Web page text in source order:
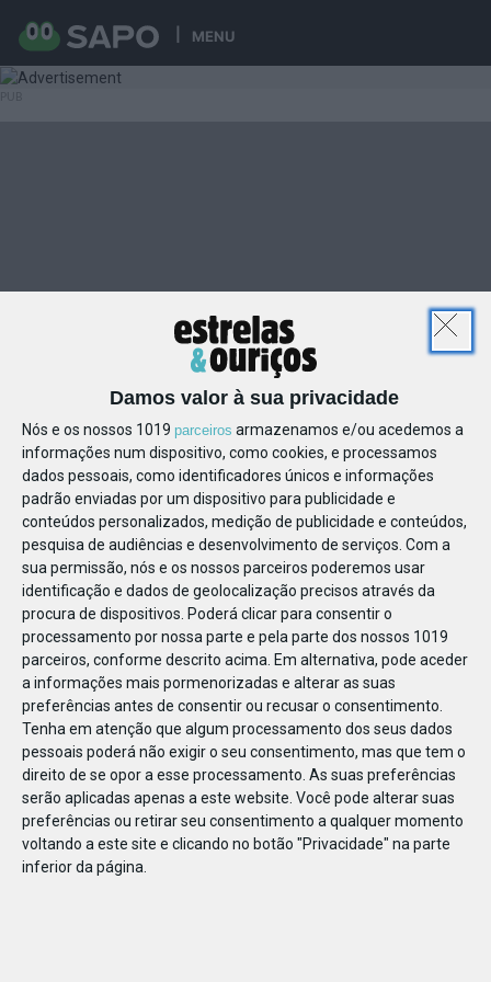
MENU
Damos valor à sua privacidade
Nós e os nossos 1019 parceiros armazenamos e/ou acedemos a
informações num dispositivo, como cookies, e processamos
dados pessoais, como identificadores únicos e informações
padrão enviadas por um dispositivo para publicidade e
conteúdos personalizados, medição de publicidade e conteúdos,
pesquisa de audiências e desenvolvimento de serviços. Com a
sua permissão, nós e os nossos parceiros poderemos usar
identificação e dados de geolocalização precisos através da
procura de dispositivos. Poderá clicar para consentir o
processamento por nossa parte e pela parte dos nossos 1019
parceiros, conforme descrito acima. Em alternativa, pode aceder
a informações mais pormenorizadas e alterar as suas
preferências antes de consentir ou recusar o consentimento.
Tenha em atenção que algum processamento dos seus dados
pessoais poderá não exigir o seu consentimento, mas que tem o
direito de se opor a esse processamento. As suas preferências
serão aplicadas apenas a este website. Você pode alterar suas
preferências ou retirar seu consentimento a qualquer momento
voltando a este site e clicando no botão "Privacidade" na parte
inferior da página.
43668706622330